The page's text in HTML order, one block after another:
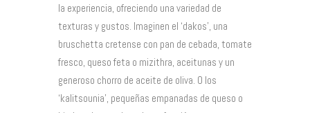
la experiencia, ofreciendo una variedad de
texturas y gustos. Imaginen el ‘dakos’, una
bruschetta cretense con pan de cebada, tomate
fresco, queso feta o mizithra, aceitunas y un
generoso chorro de aceite de oliva. O los
‘kalitsounia’, pequeñas empanadas de queso o